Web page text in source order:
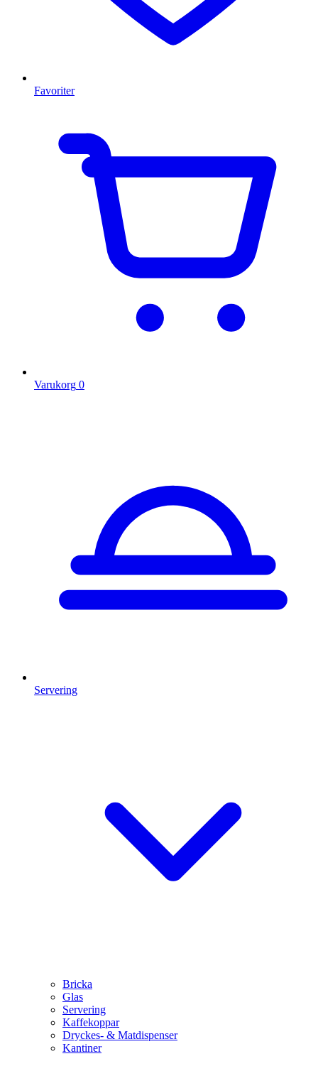
Favoriter
Varukorg 0
Servering
Bricka
Glas
Servering
Kaffekoppar
Dryckes- & Matdispenser
Kantiner